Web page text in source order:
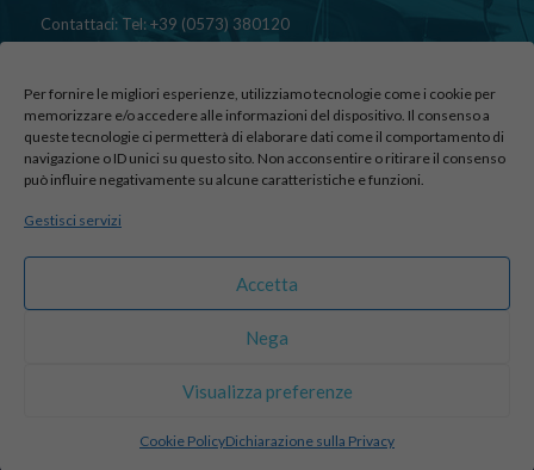
Per fornire le migliori esperienze, utilizziamo tecnologie come i cookie per
memorizzare e/o accedere alle informazioni del dispositivo. Il consenso a
queste tecnologie ci permetterà di elaborare dati come il comportamento di
navigazione o ID unici su questo sito. Non acconsentire o ritirare il consenso
può influire negativamente su alcune caratteristiche e funzioni.
Gestisci servizi
Accetta
Nega
Visualizza preferenze
Cookie PolicyDichiarazione sulla Privacy
Contattaci: Tel: +39 (0573) 380120
Fax: 39 (0573) 985420
Via di Canapale, 10
51100 PISTOIA
Find us here:
sito realizzato da
Reserved | Credits